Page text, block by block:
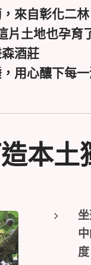
來自彰化二林
片土地也孕育
酒莊
用心釀下每
本土
度